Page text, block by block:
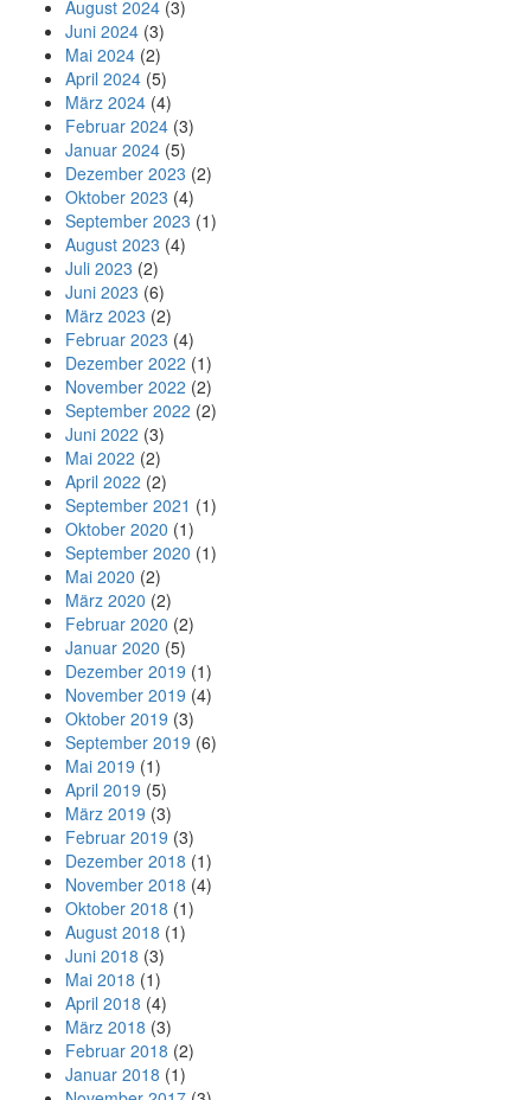
August 2024 (3)
Juni 2024 (3)
Mai 2024 (2)
April 2024 (5)
März 2024 (4)
Februar 2024 (3)
Januar 2024 (5)
Dezember 2023 (2)
Oktober 2023 (4)
September 2023 (1)
August 2023 (4)
Juli 2023 (2)
Juni 2023 (6)
März 2023 (2)
Februar 2023 (4)
Dezember 2022 (1)
November 2022 (2)
September 2022 (2)
Juni 2022 (3)
Mai 2022 (2)
April 2022 (2)
September 2021 (1)
Oktober 2020 (1)
September 2020 (1)
Mai 2020 (2)
März 2020 (2)
Februar 2020 (2)
Januar 2020 (5)
Dezember 2019 (1)
November 2019 (4)
Oktober 2019 (3)
September 2019 (6)
Mai 2019 (1)
April 2019 (5)
März 2019 (3)
Februar 2019 (3)
Dezember 2018 (1)
November 2018 (4)
Oktober 2018 (1)
August 2018 (1)
Juni 2018 (3)
Mai 2018 (1)
April 2018 (4)
März 2018 (3)
Februar 2018 (2)
Januar 2018 (1)